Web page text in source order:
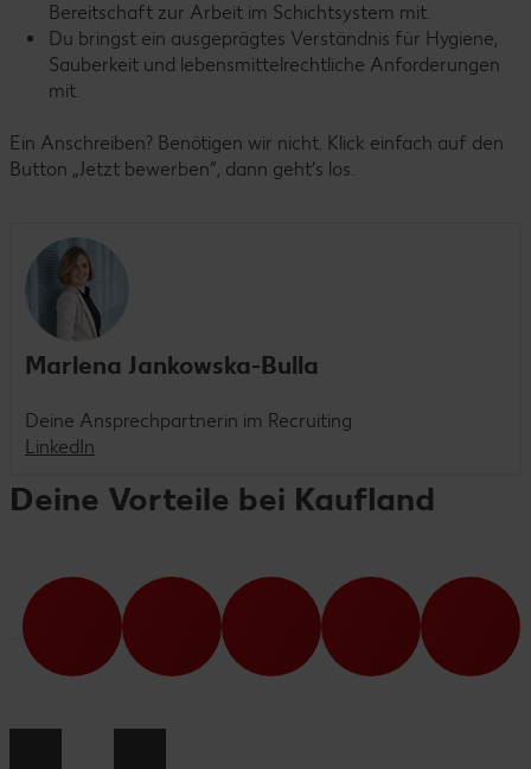
Bereitschaft zur Arbeit im Schichtsystem mit.
Du bringst ein ausgeprägtes Verständnis für Hygiene,
Sauberkeit und lebensmittelrechtliche Anforderungen
mit.
Ein Anschreiben? Benötigen wir nicht. Klick einfach auf den
Button „Jetzt bewerben“, dann geht’s los.
Marlena Jankowska-Bulla
Deine Ansprechpartnerin im Recruiting
LinkedIn
Deine Vorteile bei Kaufland